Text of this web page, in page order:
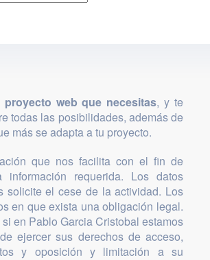
proyecto web que necesitas, y te
todas las posibilidades, además de
más se adapta a tu proyecto.
que nos facilita con el fin de
requerida. Los datos
solicite el cese de la actividad. Los
en que exista una obligación legal.
en Pablo Garcia Cristobal estamos
ejercer sus derechos de acceso,
y oposición y limitación a su